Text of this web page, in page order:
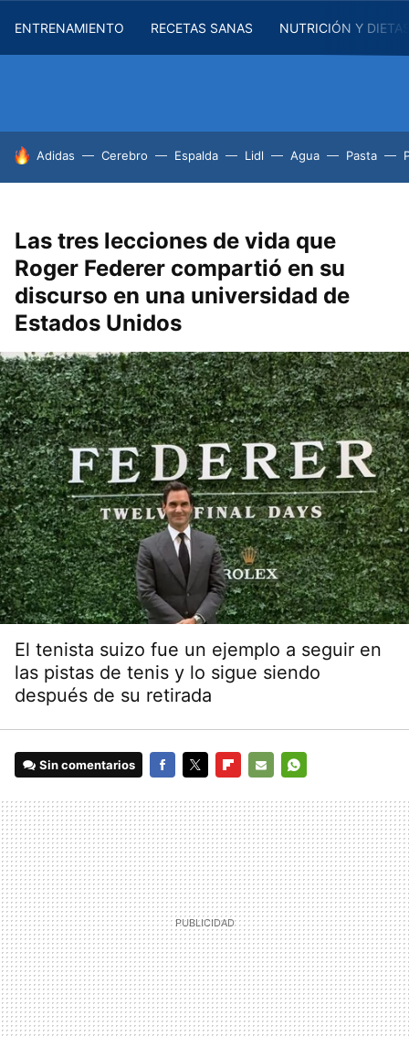
ENTRENAMIENTO RECETAS SANAS NUTRICIÓN Y
HOY SE HABLA DE
Adidas Cerebro Espalda Lidl Agua Pasta
Las tres lecciones de vida que
Roger Federer compartió en su
discurso en una universidad de
Estados Unidos
El tenista suizo fue un ejemplo a seguir en
las pistas de tenis y lo sigue siendo
después de su retirada
Sin comentarios
MAIL